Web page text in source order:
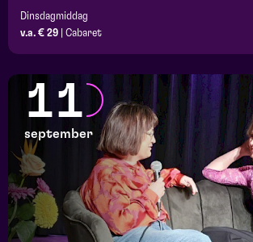
Dinsdagmiddag
v.a. € 29
Cabaret
11
september